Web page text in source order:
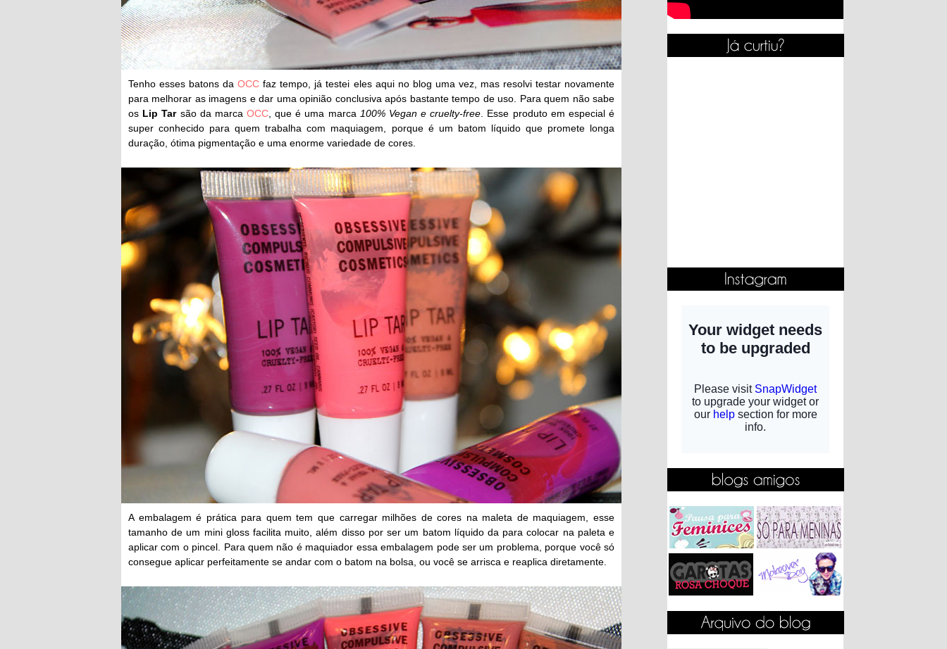
Tenho esses batons daOCC faz tempo, já testei eles aqui no blog uma vez, mas resolvi testar novamente
para melhorar as imagens e dar uma opinião conclusiva após bastante tempo de uso. Para quem não sabe
os Lip Tarsão da marca OCC, que é uma marca 100% Vegan e cruelty-free . Esse produto em especial é
super conhecido para quem trabalha com maquiagem, porque é um batom líquido que promete longa
duração, ótima pigmentação e uma enorme variedade de cores.
A embalagem é prática para quem tem que carregar milhões de cores na maleta de maquiagem, esse
tamanho de um mini gloss facilita muito, além disso por ser um batom líquido da para colocar na paleta e
aplicar com o pincel. Para quem não é maquiador essa embalagem pode ser um problema, porque você só
consegue aplicar perfeitamente se andar com o batom na bolsa, ou você se arrisca e reaplica diretamente.